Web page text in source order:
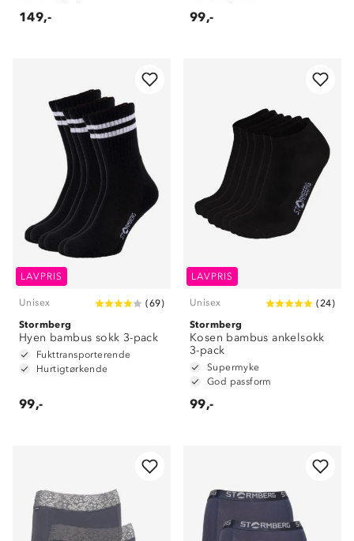
149,- 99,-
LAVPRIS
Unisex (69)
Stormberg
Hyen bambus sokk 3-pack
Fukttransporterende
Hurtigtørkende
99,-
LAVPRIS
Unisex (24)
Stormberg
Kosen bambus ankelsokk
3-pack
Supermyke
God passform
99,-